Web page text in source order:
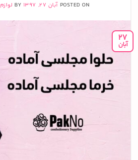
POSTED ON آبان 27, 1397 BY
27
آبان